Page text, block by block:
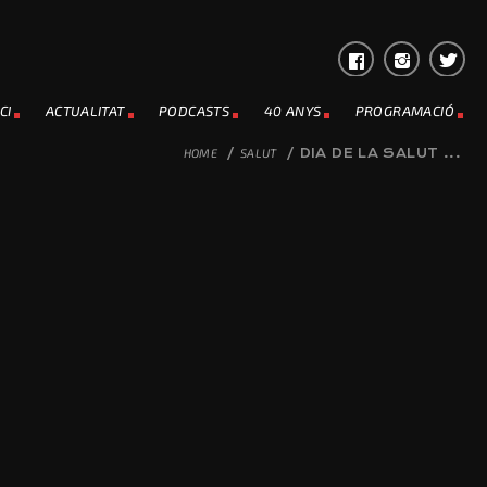
ACTUALITAT PODCASTS 40 ANYS PROGRAMACIÓ
HOME / SALUT / DIA DE LA SALUT ...